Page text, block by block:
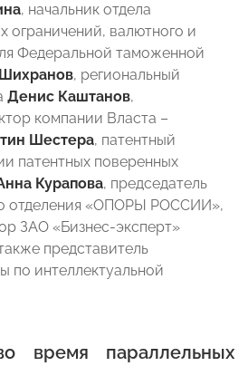
, начальник отдела
ограничений, валютного и
Федеральной таможенной
, региональный
Денис Каштанов,
компании Власта –
Шестера, патентный
патентных поверенных
Курапова, председатель
отделения «ОПОРЫ РОССИИ»,
ЗАО «Бизнес-эксперт»
представитель
по интеллектуальной
время параллельных